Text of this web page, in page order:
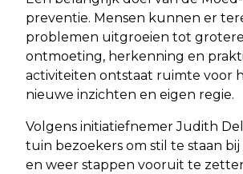
preventie. Mensen kunnen er
problemen uitgroeien tot
ontmoeting, herkenning en
activiteiten ontstaat ruimte voor
nieuwe inzichten en eigen regie.
Volgens initiatiefnemer Judith
tuin bezoekers om stil te staan
en weer stappen vooruit te